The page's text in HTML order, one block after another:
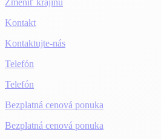
Zmeniť krajinu
Kontakt
Kontaktujte-nás
Telefón
Telefón
Bezplatná cenová ponuka
Bezplatná cenová ponuka